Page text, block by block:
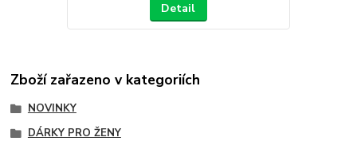
Detail
Zboží zařazeno v kategoriích
NOVINKY
DÁRKY PRO ŽENY